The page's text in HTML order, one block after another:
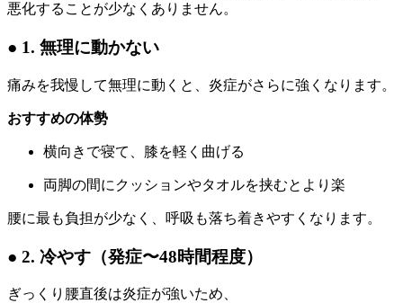
悪化することが少なくありません。
● 1. 無理に動かない
痛みを我慢して無理に動くと、炎症がさらに強くなります。
おすすめの体勢
横向きで寝て、膝を軽く曲げる
両脚の間にクッションやタオルを挟むとより楽
腰に最も負担が少なく、呼吸も落ち着きやすくなります。
● 2. 冷やす（発症〜48時間程度）
ぎっくり腰直後は炎症が強いため、